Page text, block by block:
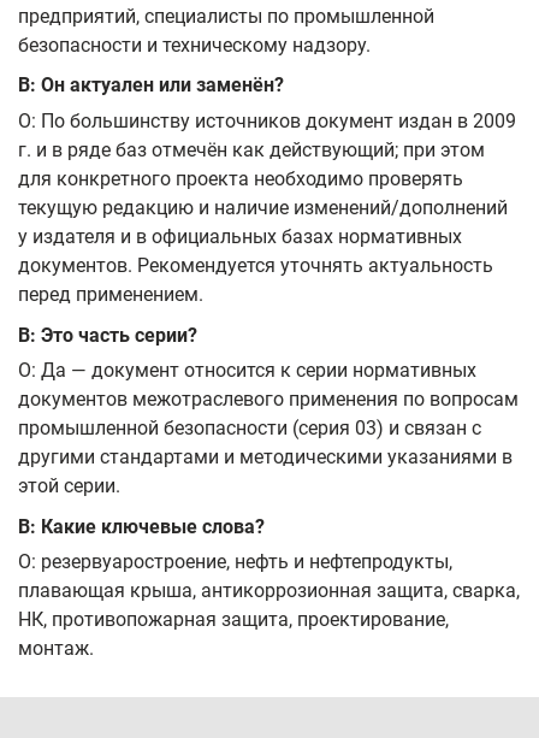
предприятий, специалисты по промышленной
безопасности и техническому надзору.
В: Он актуален или заменён?
О: По большинству источников документ издан в 2009
г. и в ряде баз отмечён как действующий; при этом
для конкретного проекта необходимо проверять
текущую редакцию и наличие изменений/дополнений
у издателя и в официальных базах нормативных
документов. Рекомендуется уточнять актуальность
перед применением.
В: Это часть серии?
О: Да — документ относится к серии нормативных
документов межотраслевого применения по вопросам
промышленной безопасности (серия 03) и связан с
другими стандартами и методическими указаниями в
этой серии.
В: Какие ключевые слова?
О: резервуаростроение, нефть и нефтепродукты,
плавающая крыша, антикоррозионная защита, сварка,
НК, противопожарная защита, проектирование,
монтаж.